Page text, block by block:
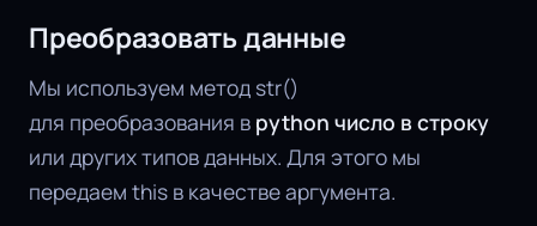
Преобразовать данные
Мы используем метод str()
для преобразования в python число в строку
или других типов данных. Для этого мы
передаем this в качестве аргумента.